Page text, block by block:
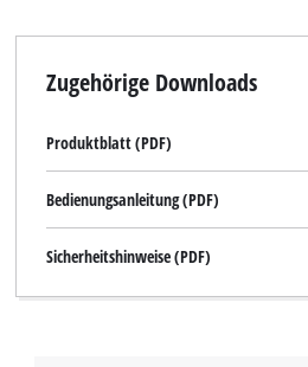
Zugehörige Downloads
Produktblatt (PDF)
Bedienungsanleitung (PDF)
Sicherheitshinweise (PDF)